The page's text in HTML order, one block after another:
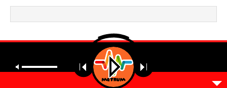
© 2026 - Metrum. All Rights Reserved.